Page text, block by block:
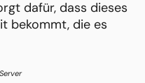
dafür, dass dieses
bekommt, die es